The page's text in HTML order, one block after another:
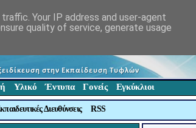
Υλικό Έντυπα Γονείς Εγκύκλιοι
Διευθύνσεις RSS
Your IP address and user-agent
quality of service, generate usage